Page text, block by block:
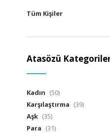
Tüm Kişiler
Atasözü
Kadın (50)
Karşılaştırma (39)
Aşk (35)
Para (31)